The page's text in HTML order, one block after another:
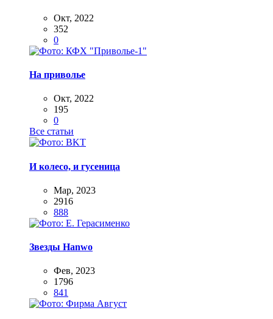
Окт, 2022
352
0
На приволье
Окт, 2022
195
0
Все статьи
И колесо, и гусеница
Мар, 2023
2916
888
Звезды Hanwo
Фев, 2023
1796
841